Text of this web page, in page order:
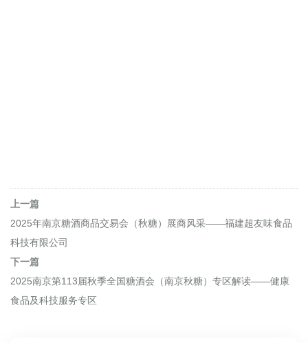
上一篇
2025年南京糖酒商品交易会（秋糖）展商风采——福建超友味食品
科技有限公司
下一篇
2025南京第113届秋季全国糖酒会（南京秋糖）专区解读——健康
食品及科技服务专区